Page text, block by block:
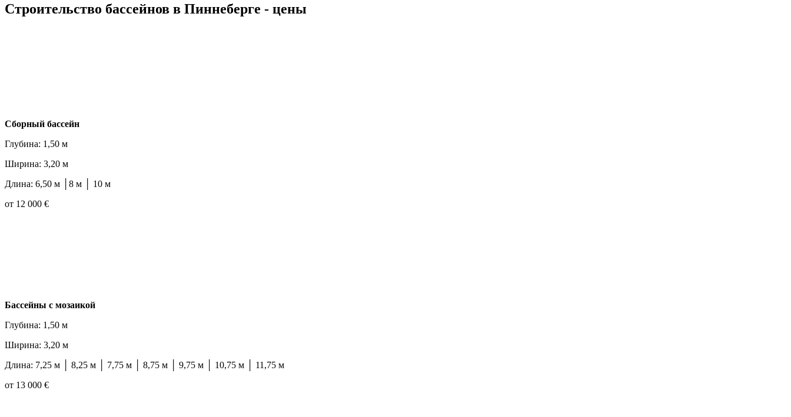
Строительство бассейнов в Пиннеберге - цены
Cборный бассейн
Глубина: 1,50 м
Ширина: 3,20 м
Длина: 6,50 м │8 м │ 10 м
от 12 000 €
Бассейны с мозаикой
Глубина: 1,50 м
Ширина: 3,20 м
Длина: 7,25 м │ 8,25 м │ 7,75 м │ 8,75 м │ 9,75 м │ 10,75 м │ 11,75 м
от 13 000 €